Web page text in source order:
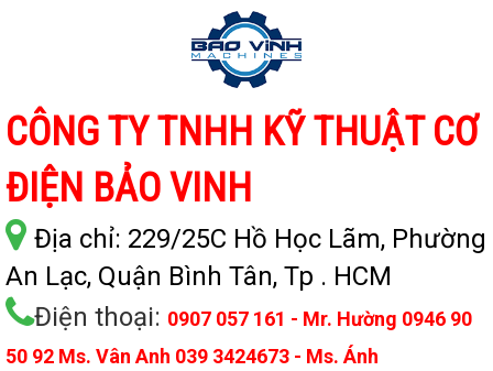
CÔNG TY TNHH KỸ THUẬT CƠ
ĐIỆN BẢO VINH
Địa chỉ: 229/25C Hồ Học Lãm, Phường
An Lạc, Quận Bình Tân, Tp . HCM
Điện thoại: 0907 057 161 - Mr. Hường 0946 90
50 92 Ms. Vân Anh 039 3424673 - Ms. Ánh